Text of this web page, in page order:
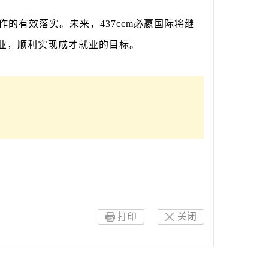
的有效落实。未来，437ccm必嬴国际将继
顺利实现成才就业的目标。
关闭
打印